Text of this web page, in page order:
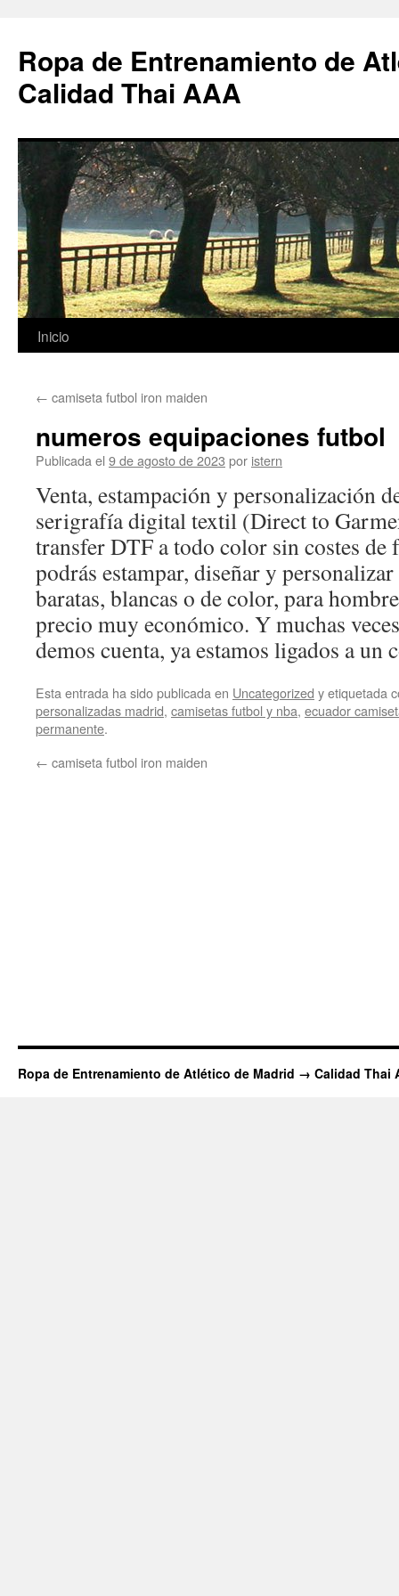
Ropa de Entrenamiento de
Calidad Thai AAA
Saltar
contenido
Inicio
← camiseta futbol iron maiden
numeros equipaciones futbol
Publicada el 9 de agosto de 2023 por istern
Venta, estampación y personalización
serigrafía digital textil (Direct to
transfer DTF a todo color sin costes
podrás estampar, diseñar y
baratas, blancas o de color, para
precio muy económico. Y muchas
demos cuenta, ya estamos ligados a un
Esta entrada ha sido publicada en Uncategorized y etiquetada
personalizadas madrid, camisetas futbol y nba, ecuador
permanente.
← camiseta futbol iron maiden
Ropa de Entrenamiento de Atlético de Madrid → Calidad Thai